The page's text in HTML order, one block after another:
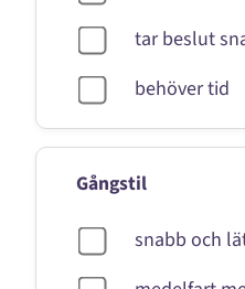
tar beslut
behöver tid
Gångstil
snabb och